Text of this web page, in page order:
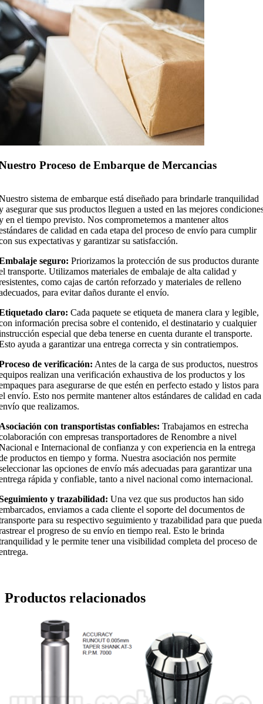
Proceso de Embarque de Mercancias
sistema de embarque está diseñado para brindarle tranquilidad
asegurar que sus productos lleguen a usted en las mejores
en el tiempo previsto. Nos comprometemos a mantener altos
de calidad en cada etapa del proceso de envío para cumplir
sus expectativas y garantizar su satisfacción.
seguro: Priorizamos la protección de sus productos durante
transporte. Utilizamos materiales de embalaje de alta calidad y
como cajas de cartón reforzado y materiales de relleno
para evitar daños durante el envío.
claro: Cada paquete se etiqueta de manera clara y legible,
información precisa sobre el contenido, el destinatario y cualquier
especial que deba tenerse en cuenta durante el transporte.
ayuda a garantizar una entrega correcta y sin contratiempos.
de verificación: Antes de la carga de sus productos, nuestros
realizan una verificación exhaustiva de los productos y los
para asegurarse de que estén en perfecto estado y listos para
envío. Esto nos permite mantener altos estándares de calidad en cada
que realizamos.
con transportistas confiables: Trabajamos en estrecha
con empresas transportadores de Renombre a nivel
e Internacional de confianza y con experiencia en la entrega
productos en tiempo y forma. Nuestra asociación nos permite
las opciones de envío más adecuadas para garantizar una
rápida y confiable, tanto a nivel nacional como internacional.
y trazabilidad: Una vez que sus productos han sido
enviamos a cada cliente el soporte del documentos de
para su respectivo seguimiento y trazabilidad para que pueda
el progreso de su envío en tiempo real. Esto le brinda
y le permite tener una visibilidad completa del proceso de
Productos relacionados